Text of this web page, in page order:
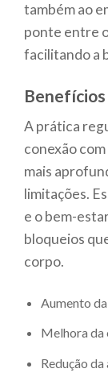
também ao
ponte entre
facilitando a
A prática
conexão
mais
limitações.
e o bem-
bloqueios
corpo.
Aumento
Melhora da
Redução